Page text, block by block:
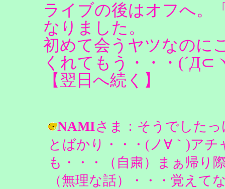
ライブの後はオフへ。
なりました。
初めて会うヤツなのに
くれてもう・・・(´Д⊂
【翌日へ続く】
NAMIさま：そうでした
とばかり・・・(ノ∀｀)ア
も・・・（自粛）まぁ帰り
（無理な話）・・・覚え